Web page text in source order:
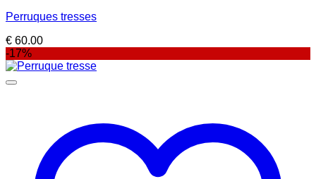
Perruques tresses
€ 60.00
-17%